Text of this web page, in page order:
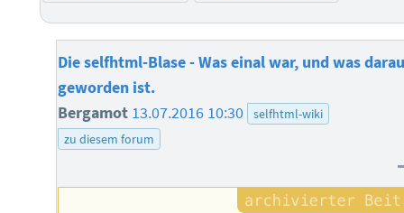
Die selfhtml-Blase - Was einal war, und was
geworden ist.
Bergamot 13.07.2016 10:30
selfhtml-wiki
zu diesem forum